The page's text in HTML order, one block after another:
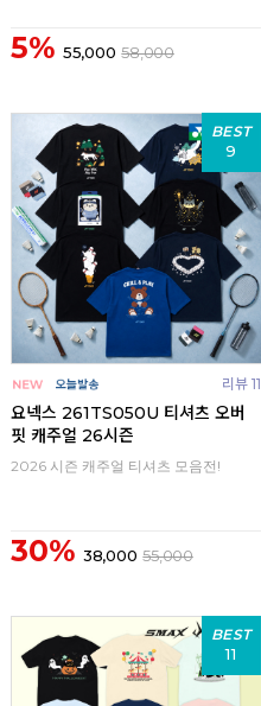
5% 55,000 58,000
BEST
9
리뷰 11
요넥스 261TS050U 티셔츠 오버
핏 캐주얼 26시즌
2026 시즌 캐주얼 티셔츠 모음전!
30% 38,000 55,000
BEST
11